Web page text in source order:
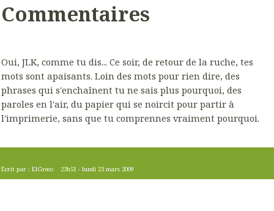
Commentaires
Oui, JLK, comme tu dis... Ce soir, de retour de la ruche, tes
mots sont apaisants. Loin des mots pour rien dire, des
phrases qui s'enchaînent tu ne sais plus pourquoi, des
paroles en l'air, du papier qui se noircit pour partir à
l'imprimerie, sans que tu comprennes vraiment pourquoi.
Écrit par : ElGreco 23h51 -lundi 23 mars 2009